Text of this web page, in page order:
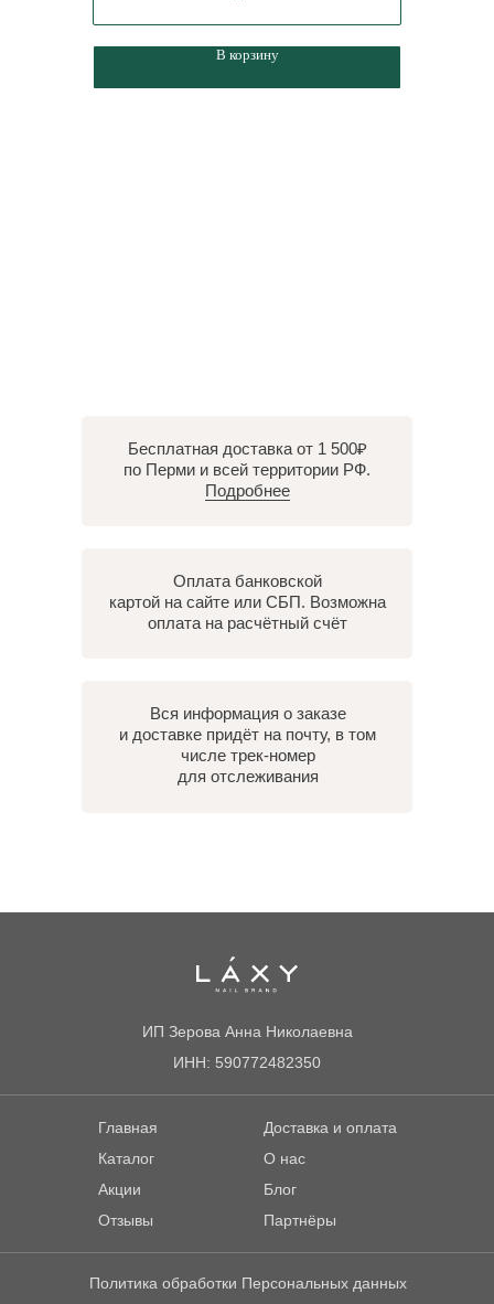
В корзину
Бесплатная доставка от 1 500₽
по Перми и всей территории РФ.
Подробнее
Оплата банковской
картой на сайте или СБП. Возможна
оплата на расчётный счёт
Вся информация о заказе
и доставке придёт на почту, в том
числе трек-номер
для отслеживания
ИП Зерова Анна Николаевна
ИНН: 590772482350
Главная
Каталог
Акции
Отзывы
Доставка и оплата
О нас
Блог
Партнёры
Политика обработки Персональных данных